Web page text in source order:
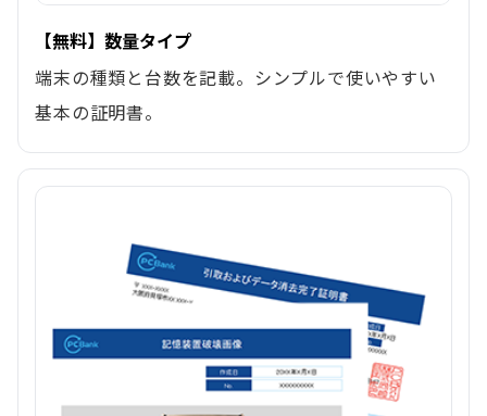
【無料】数量タイプ
端末の種類と台数を記載。シンプルで使いやすい
基本の証明書。